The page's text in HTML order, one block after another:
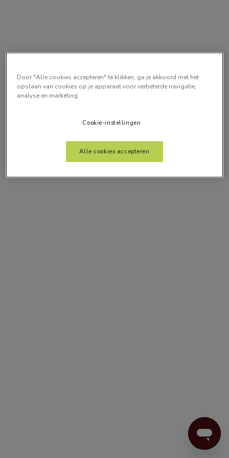
Door "Alle cookies accepteren" te klikken, ga je akkoord met het
opslaan van cookies op je apparaat voor verbeterde navigatie,
analyse en marketing.
Cookie-instellingen
Alle cookies accepteren